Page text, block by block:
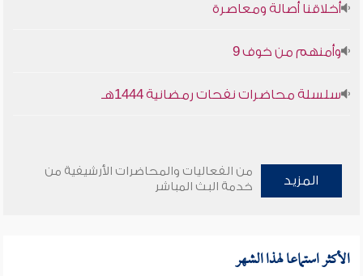
أخلاقنا أصالة ومعاصرة
وأمنهم من خوف 9
سلسلة محاضرات نفحات رمضانية 1444هـ
المزيد
من الفعاليات والمحاضرات الأرشيفية من
خدمة البث المباشر
الأكثر استماعا لهذا الشهر